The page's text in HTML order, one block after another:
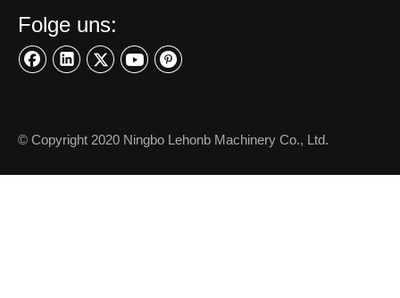
Folge uns:
© Copyright 2020 Ningbo Lehonb Machinery Co., Ltd.